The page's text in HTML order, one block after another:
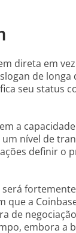
direta em
de longa
seu status
a
nível de
definir o
que a
de
embora a